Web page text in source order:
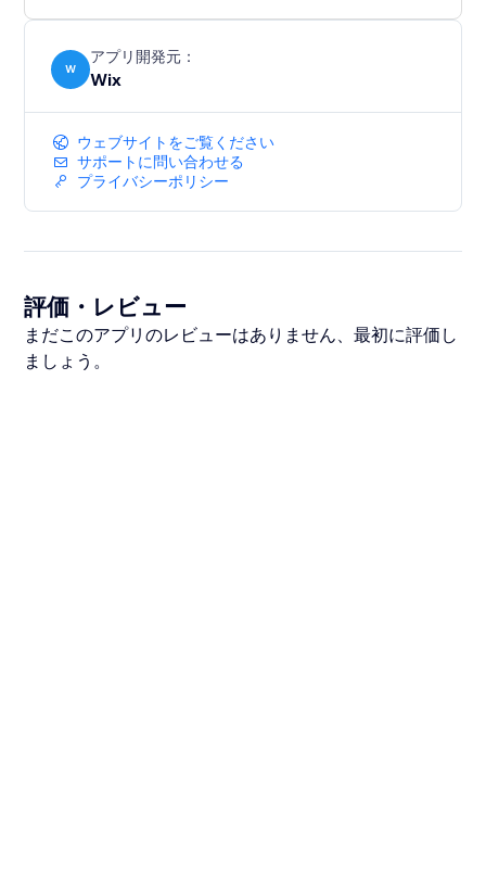
W
アプリ開発元：
Wix
ウェブサイトをご覧ください
サポートに問い合わせる
プライバシーポリシー
評価・レビュー
まだこのアプリのレビューはありません、最初に評価し
ましょう。